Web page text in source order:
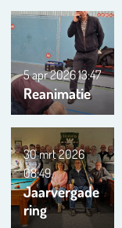
Trianta 01
Reanimatie
5 apr 202613:47
Jaarvergade
ring
30 mrt 2026
08:49